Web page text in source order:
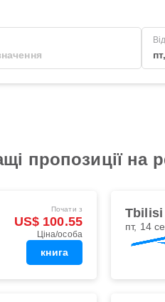
пропозиції на
Почати з
US$ 100.55
Ціна/особа
книга
Tbilisi
пт, 14